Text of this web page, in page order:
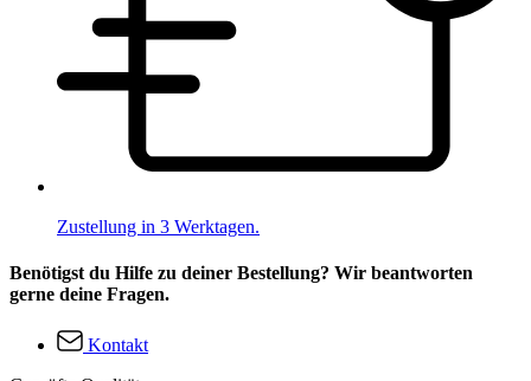
Zustellung in 3 Werktagen.
Benötigst du Hilfe zu deiner Bestellung? Wir beantworten
gerne deine Fragen.
Kontakt